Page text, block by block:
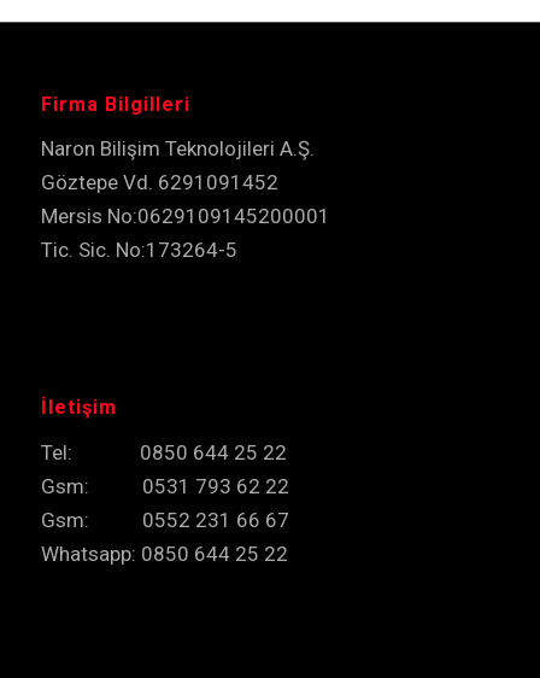
Firma Bilgilleri
Naron Bilişim Teknolojileri A.Ş.
Göztepe Vd. 6291091452
Mersis No:0629109145200001
Tic. Sic. No:173264-5
İletişim
Tel: 0850 644 25 22
Gsm: 0531 793 62 22
Gsm: 0552 231 66 67
Whatsapp: 0850 644 25 22